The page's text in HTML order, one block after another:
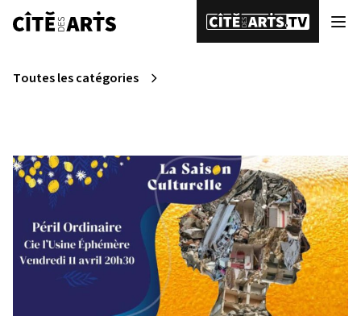
Toutes les catégories